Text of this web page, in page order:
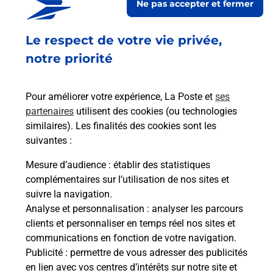
Le respect de votre vie privée,
notre priorité
Pour améliorer votre expérience, La Poste et ses
partenaires utilisent des cookies (ou technologies
similaires). Les finalités des cookies sont les
suivantes :
Mesure d’audience : établir des statistiques
complémentaires sur l’utilisation de nos sites et
suivre la navigation.
Analyse et personnalisation : analyser les parcours
clients et personnaliser en temps réel nos sites et
communications en fonction de votre navigation.
Publicité : permettre de vous adresser des publicités
en lien avec vos centres d’intérêts sur notre site et
Ne pas accepter et fermer
Acheter un smartphone Samsung
Vous recherchez un smartphone pas cher proche
de chez vous ? Découvrez notre offre de
En savoir plus
En savoir plus
Souscrire à la téléassistance
Besoin d’un système de téléassistance à l’intérieur
et/ou à l’extérieur de votre domicile ? Découvrez
les offres téléalarme dans votre bureau de Poste à
ANNONAY EUROPE-CARNOT.